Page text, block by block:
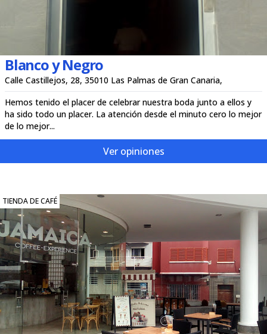
Blanco y Negro
Calle Castillejos, 28, 35010 Las Palmas de Gran Canaria,
Hemos tenido el placer de celebrar nuestra boda junto a ellos y
ha sido todo un placer. La atención desde el minuto cero lo mejor
de lo mejor...
Ver opiniones
TIENDA DE CAFÉ